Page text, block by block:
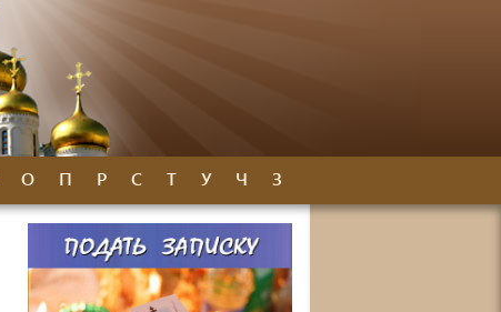
О П Р С Т У Ч З